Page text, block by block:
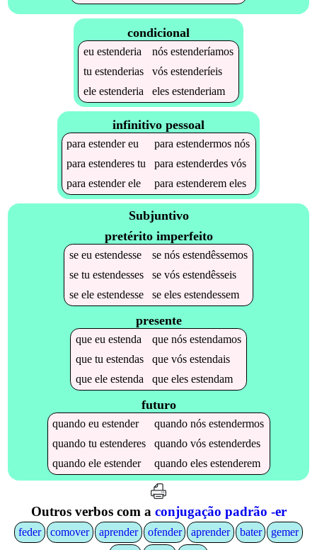
condicional
eu estenderia nós estenderíamos
tu estenderias vós estenderíeis
ele estenderia eles estenderiam
infinitivo pessoal
paraestendereu paraestendermos nós
paraestenderes tu paraestenderdes vós
paraestenderele paraestenderem eles
Subjuntivo
pretérito imperfeito
se eu estendesse se nós estendêssemos
se tu estendesses se vós estendêsseis
se ele estendesse se eles estendessem
presente
que eu estenda que nós estendamos
que tu estendas que vós estendais
que ele estenda que eles estendam
futuro
quandoeuestender quandonósestendermos
quandotuestenderes quandovósestenderdes
quandoeleestender quandoelesestenderem
Outros verbos com a conjugação padrão -er
feder comover aprender ofender aprender bater
gemer